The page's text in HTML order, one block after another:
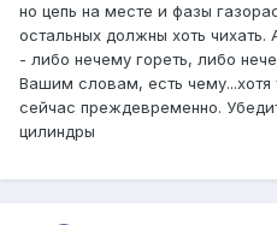
но цепь на месте и фазы
остальных должны хоть чихать.
- либо нечему гореть, либо
Вашим словам, есть
сейчас преждевременно.
цилиндры